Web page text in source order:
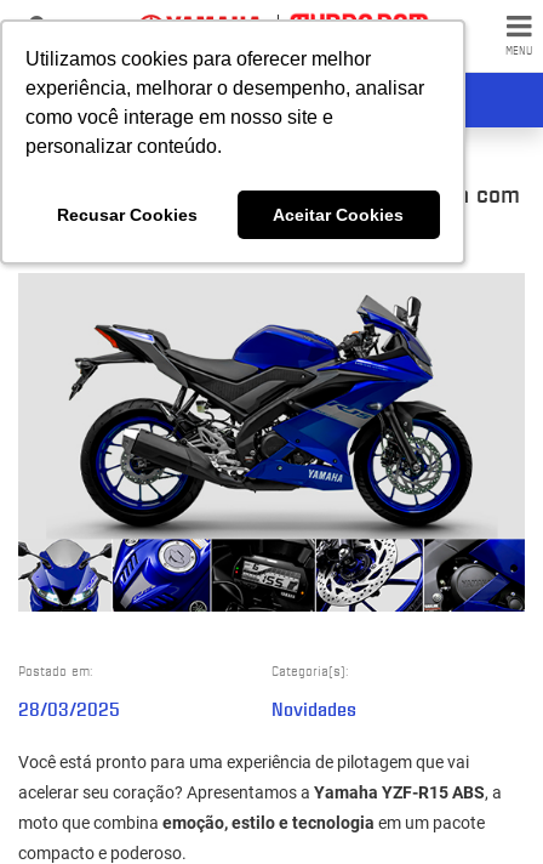
Utilizamos cookies para oferecer melhor
experiência, melhorar o desempenho, analisar
como você interage em nosso site e
personalizar conteúdo.
Recusar Cookies Aceitar Cookies
Utilizamos cookies para oferecer melhor
experiência, melhorar o desempenho, analisar
como você interage em nosso site e
personalizar conteúdo.
Recusar Cookies Aceitar Cookies
LOJAS MENU
RECEBA CONTATO
Yamaha YZF-R15 ABS: A Esportiva Compacta com
Grande Desempenho!
Categoria(s):
Novidades
Postado em:
28/03/2025
Você está pronto para uma experiência de pilotagem que vai
acelerar seu coração? Apresentamos a Yamaha YZF-R15 ABS, a
moto que combina emoção, estilo e tecnologia em um pacote
compacto e poderoso.